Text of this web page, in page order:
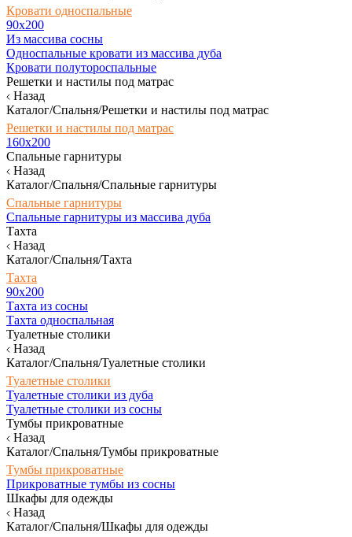
Кровати односпальные
90х200
Из массива сосны
Односпальные кровати из массива дуба
Кровати полутороспальные
Решетки и настилы под матрас
Назад
Каталог/Спальня/Решетки и настилы под матрас
Решетки и настилы под матрас
160х200
Спальные гарнитуры
Назад
Каталог/Спальня/Спальные гарнитуры
Спальные гарнитуры
Спальные гарнитуры из массива дуба
Тахта
Назад
Каталог/Спальня/Тахта
Тахта
90х200
Тахта из сосны
Тахта односпальная
Туалетные столики
Назад
Каталог/Спальня/Туалетные столики
Туалетные столики
Туалетные столики из дуба
Туалетные столики из сосны
Тумбы прикроватные
Назад
Каталог/Спальня/Тумбы прикроватные
Тумбы прикроватные
Прикроватные тумбы из сосны
Шкафы для одежды
Назад
Каталог/Спальня/Шкафы для одежды